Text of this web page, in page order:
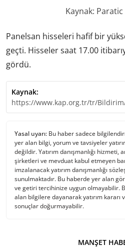
Kaynak:
Panelsan hisseleri hafif bir
geçti. Hisseler saat 17.00
gördü.
Kaynak:
https://www.kap.org.tr/tr/
Yasal uyarı: Bu haber sadece
yer alan bilgi, yorum ve tavsiyeler
değildir. Yatırım danışmanlığı
şirketleri ve mevduat kabul etmeyen
imzalanacak yatırım danışmanlığı
sunulmaktadır. Bu haberde yer alan
ve getiri tercihinize uygun olmayabilir.
alan bilgilere dayanarak yatırım kararı
sonuçlar doğurmayabilir.
MANŞET